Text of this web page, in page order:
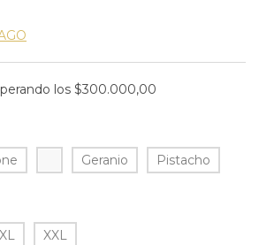
los$300.000,00
Geranio Pistacho
XL XXL